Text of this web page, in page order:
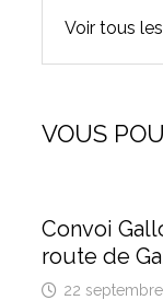
Voir tous
VOUS
Convoi
route de
22